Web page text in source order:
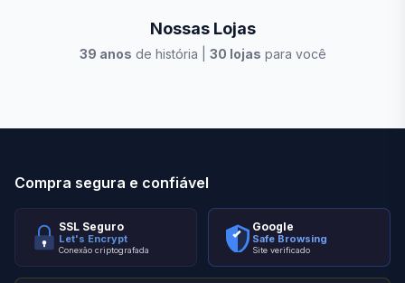
Nossas Lojas
39 anos de história | 30 lojas para você
Compra segura e confiável
SSL Seguro
Let's Encrypt
Conexão criptografada
Google
Safe Browsing
Site verificado